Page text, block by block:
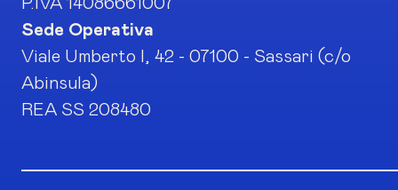
Sede Operativa
Viale Umberto I, 42 - 07100 - Sassari (c/o
Abinsula)
REA SS 208480